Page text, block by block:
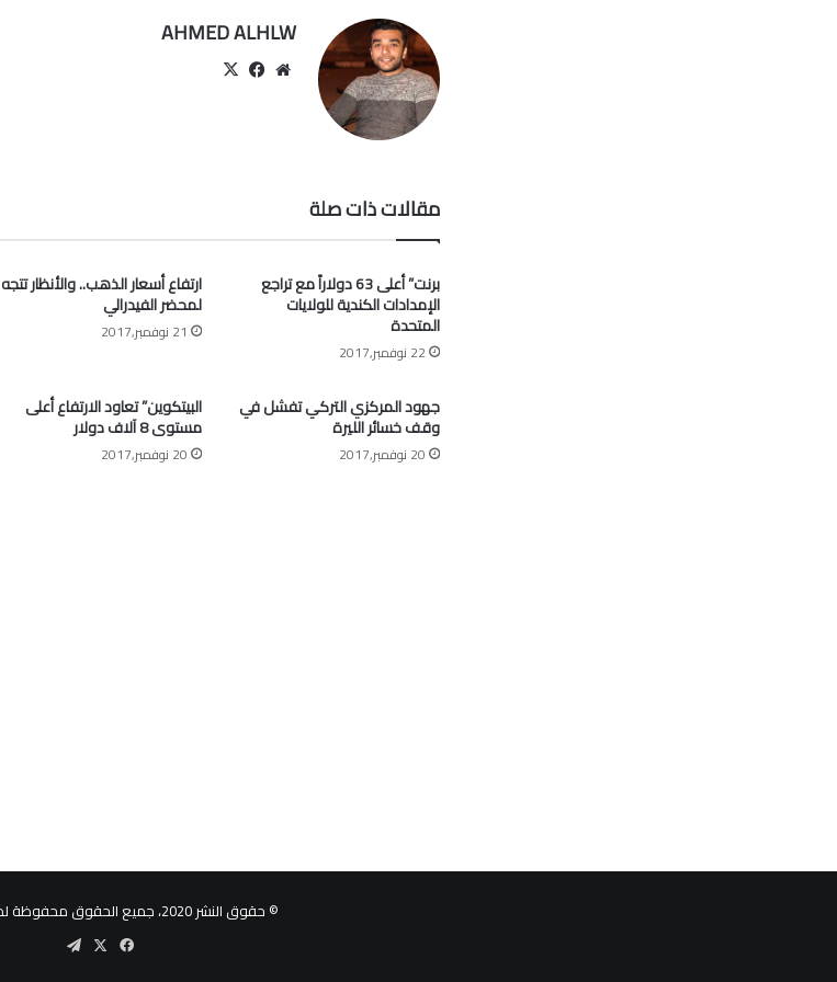
AHMED ALHLW
موقعفيسبوك
مقالات ذات صلة
برنت” أعلى 63 دولاراً مع تراجع
الإمدادات الكندية للولايات
المتحدة
22 نوفمبر,2017
ارتفاع أسعار الذهب.. والأنظار تتجه
لمحضر الفيدرالي
21 نوفمبر,2017
جهود المركزي التركي تفشل في
وقف خسائر الليرة
20 نوفمبر,2017
البيتكوين” تعاود الارتفاع أعلى
مستوى 8 آلاف دولار
20 نوفمبر,2017
© حقوق النشر 2020، جميع الحقوق محفوظة لموقع محروم
فيسبوكتيلقرام